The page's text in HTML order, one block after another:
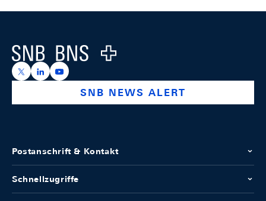
Logo
https://x.com/snb_bns
https://ch.linkedin.com/company/swiss-national-
https://www.youtube.com/@swissnationalbank
SNB NEWS ALERT
Postanschrift & Kontakt
Schnellzugriffe